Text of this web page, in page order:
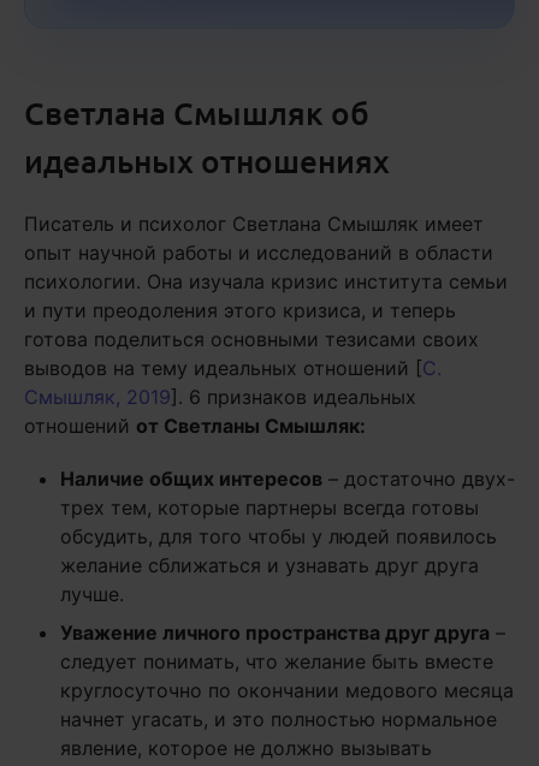
Светлана Смышляк об
идеальных отношениях
Писатель и психолог Светлана Смышляк имеет
опыт научной работы и исследований в области
психологии. Она изучала кризис института семьи
и пути преодоления этого кризиса, и теперь
готова поделиться основными тезисами своих
выводов на тему идеальных отношений [С.
Смышляк, 2019]. 6 признаков идеальных
отношений от Светланы Смышляк:
Наличие общих интересов – достаточно двух-
трех тем, которые партнеры всегда готовы
обсудить, для того чтобы у людей появилось
желание сближаться и узнавать друг друга
лучше.
Уважение личного пространства друг друга –
следует понимать, что желание быть вместе
круглосуточно по окончании медового месяца
начнет угасать, и это полностью нормальное
явление, которое не должно вызывать